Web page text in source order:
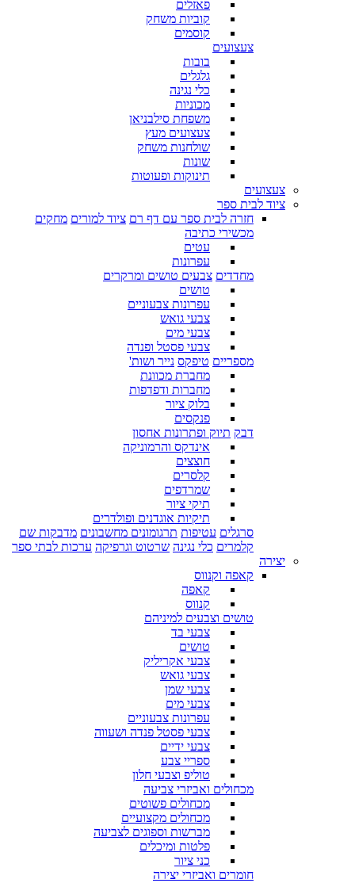
פאזלים
קוביות משחק
קוסמים
צעצועים
בובות
גלגלים
כלי נגינה
מכוניות
משפחת סילבניאן
צעצועים מעץ
שולחנות משחק
שונות
תינוקות ופעוטות
צעצועים
ציוד לבית ספר
חזרה לבית ספר עם דף רם ציוד למורים מחקים
מכשירי כתיבה
עטים
עפרונות
מחדדים צבעים טושים ומרקרים
טושים
עפרונות צבעוניים
צבעי גואש
צבעי מים
צבעי פסטל ופנדה
מספריים טיפקס נייר ושות'
מחברת מכוונת
מחברות ודפדפות
בלוק ציור
פנקסים
דבק תיוק ופתרונות אחסון
אינדקס והרמוניקה
חוצצים
קלסרים
שמרדפים
תיקי ציור
תיקיות אוגדנים ופולדרים
סרגלים עטיפות תרגומונים מחשבונים מדבקות שם
קלמרים כלי נגינה שרטוט וגרפיקה ערכות לבתי ספר
יצירה
קאפה וקנווס
קאפה
קנווס
טושים וצבעים למיניהם
צבעי בד
טושים
צבעי אקריליק
צבעי גואש
צבעי שמן
צבעי מים
עפרונות צבעוניים
צבעי פסטל פנדה ושעווה
צבעי ידיים
ספריי צבע
טוליפ וצבעי חלון
מכחולים ואביזרי צביעה
מכחולים פשוטים
מכחולים מקצועיים
מברשות וספוגים לצביעה
פלטות ומיכלים
כני ציור
חומרים ואביזרי יצירה